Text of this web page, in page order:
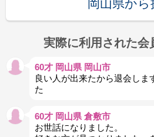
岡山県から
実際に利用された会
60才 岡山県 岡山市
良い人が出来たから退会しま
た
60才 岡山県 倉敷市
お世話になりました。